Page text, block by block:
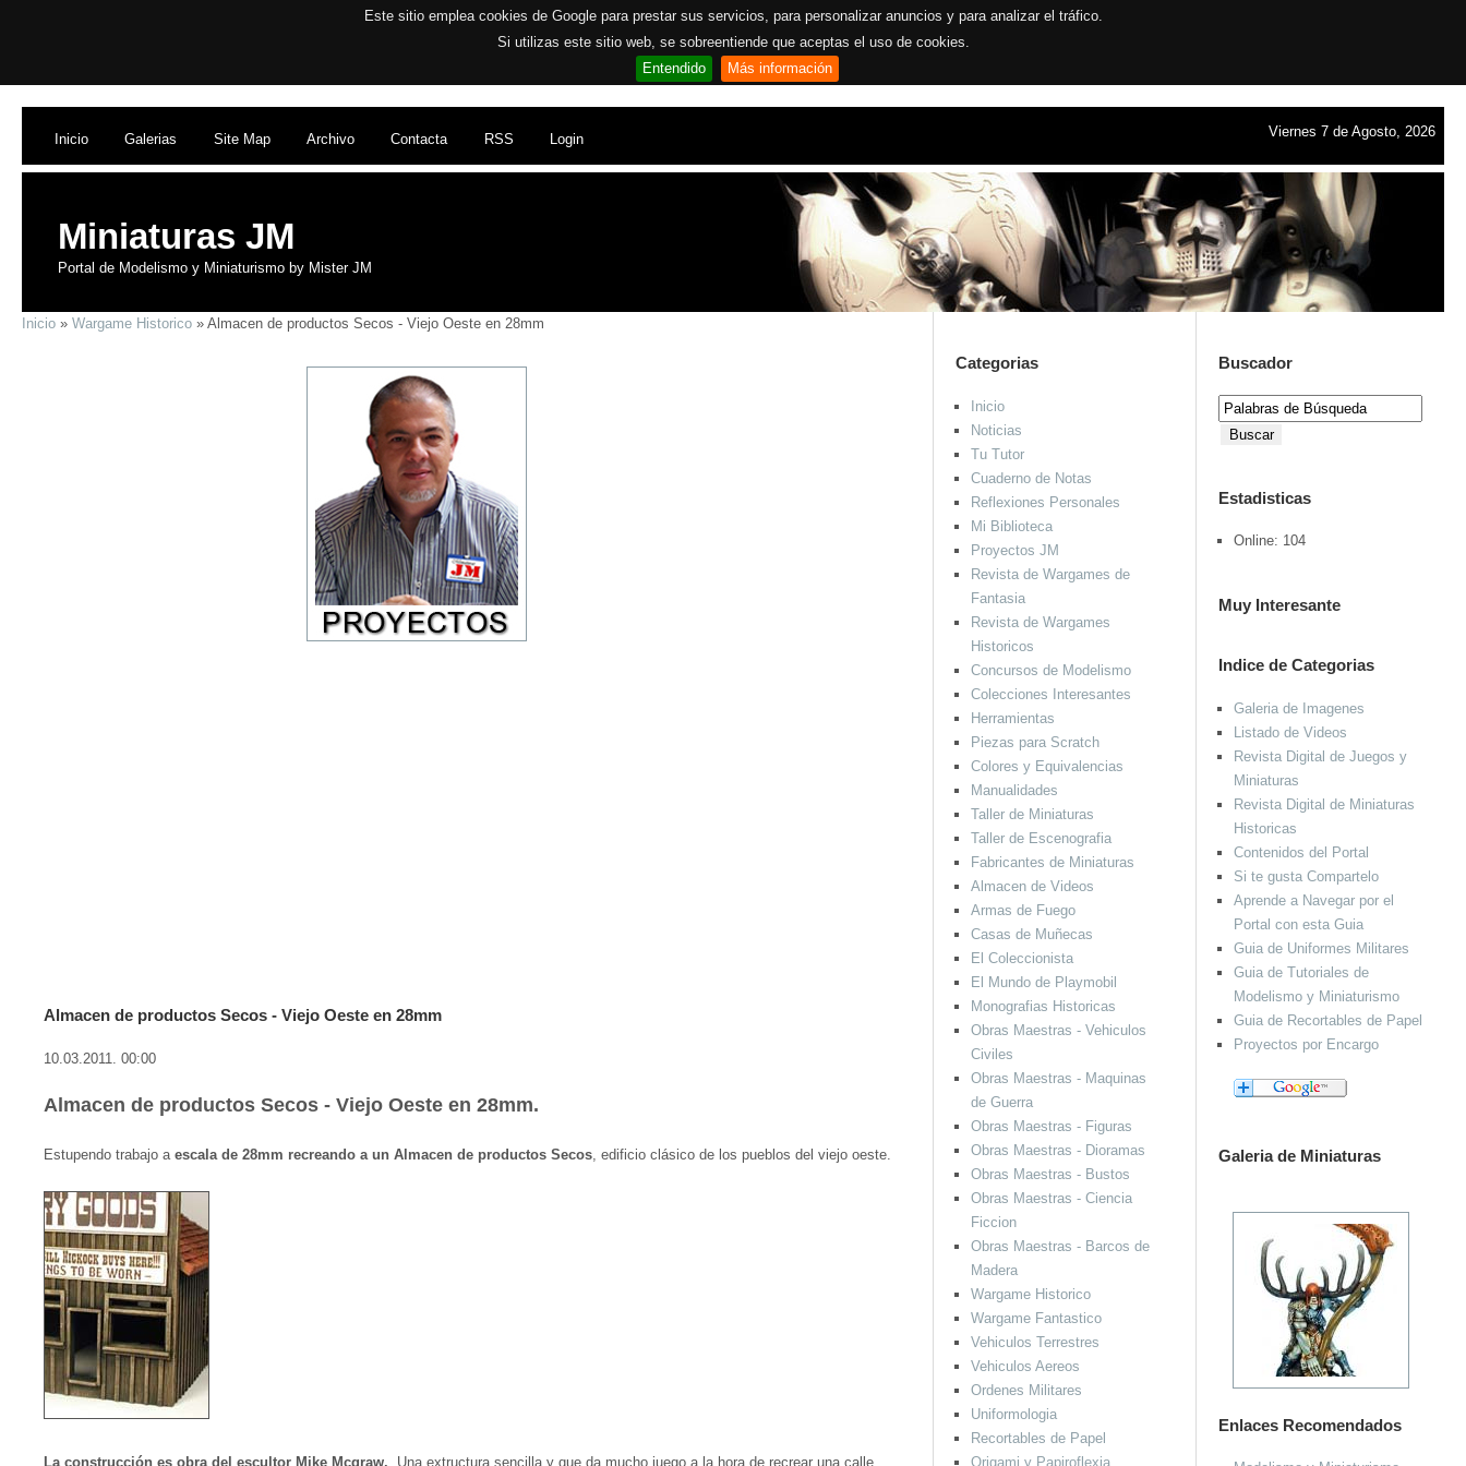
Este sitio emplea cookies de Google para prestar sus servicios, para personalizar anuncios y para analizar el tráfico.
Si utilizas este sitio web, se sobreentiende que aceptas el uso de cookies.
Entendido
Más información
Inicio Galerias Site Map Archivo Contacta RSS Login Viernes 7 de Agosto, 2026
Miniaturas JM
Portal de Modelismo y Miniaturismo by Mister JM
Inicio » Wargame Historico » Almacen de productos Secos - Viejo Oeste en 28mm
Almacen de productos Secos - Viejo Oeste en 28mm
10.03.2011. 00:00
Almacen de productos Secos - Viejo Oeste en 28mm.
Estupendo trabajo a escala de 28mm recreando a un Almacen de productos Secos , edificio clásico de los pueblos del viejo oeste.
La construcción es obra del escultor Mike Mcgraw. Una extructura sencilla y que da mucho juego a la hora de recrear una calle
Buscador
Estadisticas
Online: 104
Muy Interesante
Indice de Categorias
Galeria de Imagenes
Listado de Videos
Revista Digital de Juegos y
Miniaturas
Revista Digital de Miniaturas
Historicas
Contenidos del Portal
Si te gusta Compartelo
Aprende a Navegar por el
Portal con esta Guia
Guia de Uniformes Militares
Guia de Tutoriales de
Modelismo y Miniaturismo
Guia de Recortables de Papel
Proyectos por Encargo
Galeria de Miniaturas
Enlaces Recomendados
Categorias
Inicio
Noticias
Tu Tutor
Cuaderno de Notas
Reflexiones Personales
Mi Biblioteca
Proyectos JM
Revista de Wargames de
Fantasia
Revista de Wargames
Historicos
Concursos de Modelismo
Colecciones Interesantes
Herramientas
Piezas para Scratch
Colores y Equivalencias
Manualidades
Taller de Miniaturas
Taller de Escenografia
Fabricantes de Miniaturas
Almacen de Videos
Armas de Fuego
Casas de Muñecas
El Coleccionista
El Mundo de Playmobil
Monografias Historicas
Obras Maestras - Vehiculos
Civiles
Obras Maestras - Maquinas
de Guerra
Obras Maestras - Figuras
Obras Maestras - Dioramas
Obras Maestras - Bustos
Obras Maestras - Ciencia
Ficcion
Obras Maestras - Barcos de
Madera
Wargame Historico
Wargame Fantastico
Vehiculos Terrestres
Vehiculos Aereos
Ordenes Militares
Uniformologia
Recortables de Papel
Origami y Papiroflexia